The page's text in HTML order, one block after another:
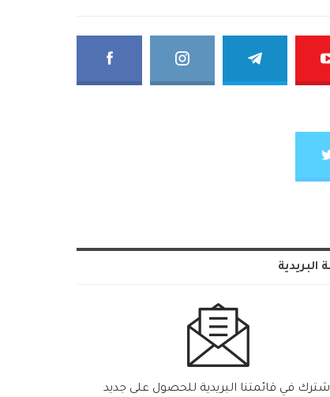
البريدية
في قائمتنا البريدية للحصول على جديد